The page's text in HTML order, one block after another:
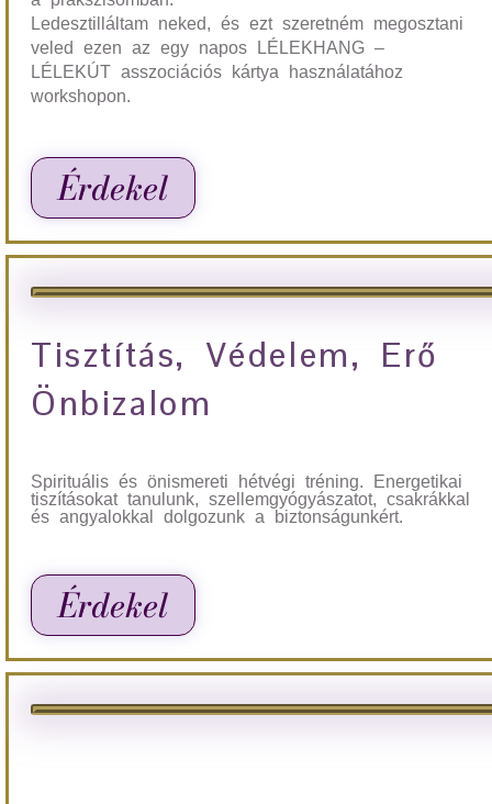
Ledesztilláltam neked, és ezt szeretném megosztani
veled ezen az egy napos LÉLEKHANG –
LÉLEKÚT asszociációs kártya használatához
workshopon.
Érdekel
Tisztítás, Védelem, Erő
Önbizalom
Spirituális és önismereti hétvégi tréning. Energetikai
tiszításokat tanulunk, szellemgyógyászatot, csakrákkal
és angyalokkal dolgozunk a biztonságunkért.
Érdekel